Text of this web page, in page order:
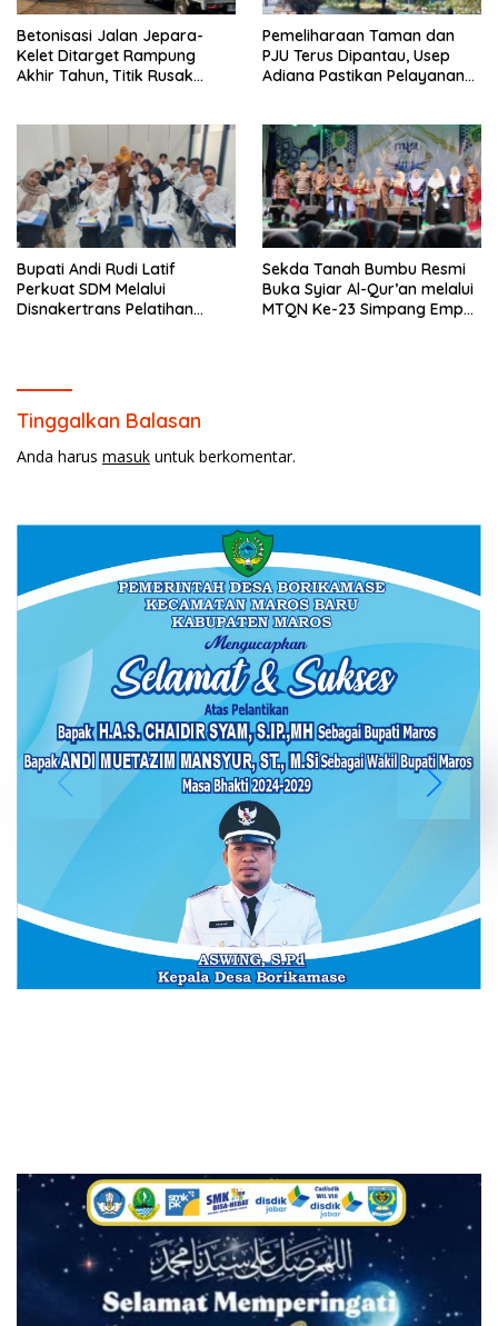
Betonisasi Jalan Jepara-
Kelet Ditarget Rampung
Akhir Tahun, Titik Rusak
Pemeliharaan Taman dan
PJU Terus Dipantau, Usep
Adiana Pastikan Pelayanan
Bupati Andi Rudi Latif
Perkuat SDM Melalui
Disnakertrans Pelatihan
Sekda Tanah Bumbu Resmi
Buka Syiar Al-Qur’an melalui
MTQN Ke-23 Simpang Empat
Tinggalkan Balasan
Anda harus masuk untuk berkomentar.